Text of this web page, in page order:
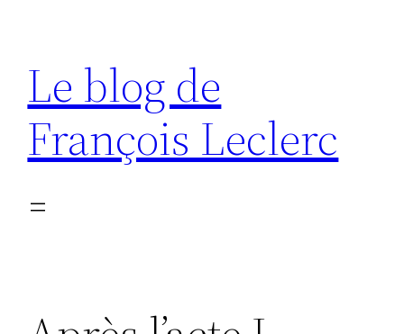
contenu
Le blog de
François Leclerc